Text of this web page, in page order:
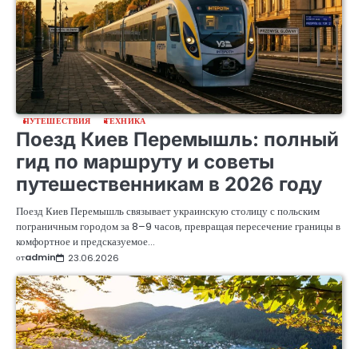
ПУТЕШЕСТВИЯ ТЕХНИКА
Поезд Киев Перемышль: полный
гид по маршруту и советы
путешественникам в 2026 году
Поезд Киев Перемышль связывает украинскую столицу с польским
пограничным городом за 8–9 часов, превращая пересечение границы в
комфортное и предсказуемое…
отadmin 23.06.2026